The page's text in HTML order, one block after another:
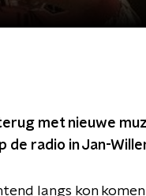
met nieuwe
de radio in Jan-
langs kon